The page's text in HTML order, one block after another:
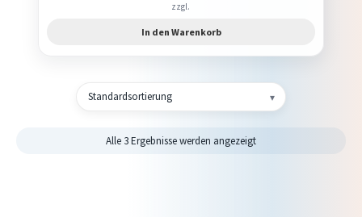
zzgl.
In den Warenkorb
Alle 3 Ergebnisse werden angezeigt